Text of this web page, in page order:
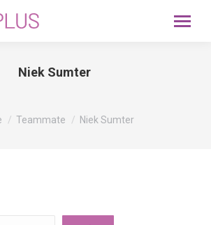
Niek Sumter
hier:
Teammate Niek Sumter